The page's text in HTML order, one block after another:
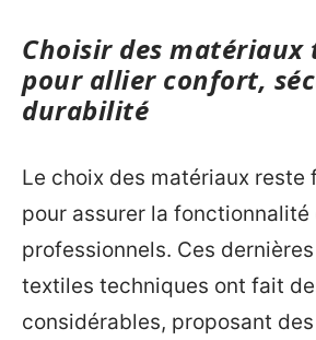
Choisir des matériaux
pour allier confort,
durabilité
Le choix des matériaux reste
pour assurer la
professionnels. Ces
textiles techniques ont fait
considérables, proposant